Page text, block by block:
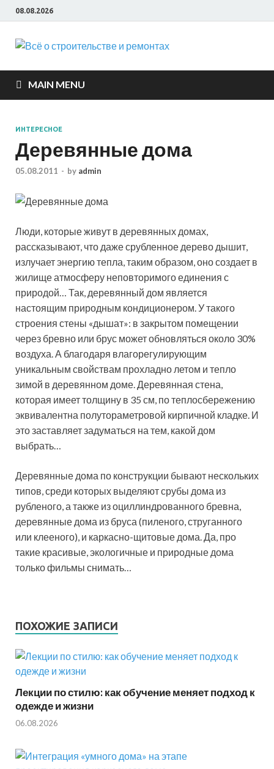
08.08.2026
Всё о
MAIN MENU
ИНТЕРЕСНОЕ
Деревянные дома
05.08.2011 - by admin
Люди, которые живут в деревянных домах,
рассказывают, что даже срубленное дерево дышит,
излучает энергию тепла, таким образом, оно создает в
жилище атмосферу неповторимого единения с
природой… Так, деревянный дом является
настоящим природным кондиционером. У такого
строения стены «дышат»: в закрытом помещении
через бревно или брус может обновляться около 30%
воздуха. А благодаря влагорегулирующим
уникальным свойствам прохладно летом и тепло
зимой в деревянном доме.Деревянная стена,
которая имеет толщину в 35 см, по теплосбережению
эквивалентна полутораметровой кирпичной кладке. И
это заставляет задуматься на тем, какой дом
выбрать…
Деревянные дома по конструкции бывают нескольких
типов, среди которых выделяют срубы дома из
рубленого, а также из оциллиндрованного бревна,
деревянные дома из бруса (пиленого, струганного
или клееного), и каркасно-щитовые дома. Да, про
такие красивые, экологичные и природные дома
только фильмы снимать…
ПОХОЖИЕ ЗАПИСИ
Лекции по стилю: как обучение меняет подход к
одежде и жизни
06.08.2026